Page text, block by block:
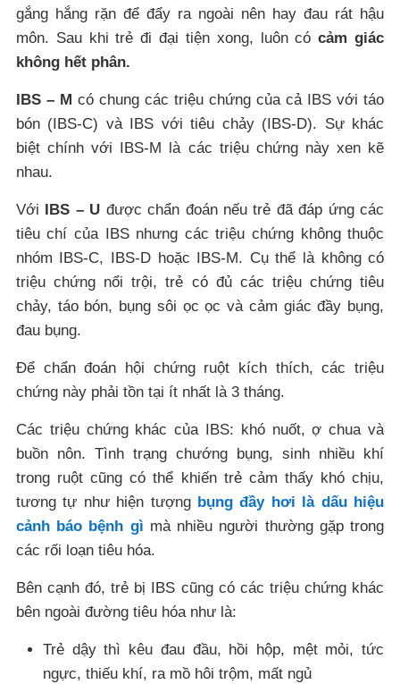
gắng hắng rặn để đẩy ra ngoài nên hay đau rát hậu
môn. Sau khi trẻ đi đại tiện xong, luôn có cảm giác
không hết phân.
IBS – M có chung các triệu chứng của cả IBS với táo
bón (IBS-C) và IBS với tiêu chảy (IBS-D). Sự khác
biệt chính với IBS-M là các triệu chứng này xen kẽ
nhau.
Với IBS – U được chẩn đoán nếu trẻ đã đáp ứng các
tiêu chí của IBS nhưng các triệu chứng không thuộc
nhóm IBS-C, IBS-D hoặc IBS-M. Cụ thể là không có
triệu chứng nổi trội, trẻ có đủ các triệu chứng tiêu
chảy, táo bón, bụng sôi ọc ọc và cảm giác đầy bụng,
đau bụng.
Để chẩn đoán hội chứng ruột kích thích, các triệu
chứng này phải tồn tại ít nhất là 3 tháng.
Các triệu chứng khác của IBS: khó nuốt, ợ chua và
buồn nôn. Tình trạng chướng bụng, sinh nhiều khí
trong ruột cũng có thể khiến trẻ cảm thấy khó chịu,
tương tự như hiện tượng bụng đầy hơi là dấu hiệu
cảnh báo bệnh gì mà nhiều người thường gặp trong
các rối loạn tiêu hóa.
Bên cạnh đó, trẻ bị IBS cũng có các triệu chứng khác
bên ngoài đường tiêu hóa như là:
Trẻ dậy thì kêu đau đầu, hồi hộp, mệt mỏi, tức
ngực, thiếu khí, ra mồ hôi trộm, mất ngủ